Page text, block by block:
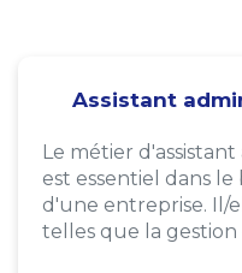
Assistant
Le métier
est essentiel dans
d'une entreprise. Il/
telles que la gestion